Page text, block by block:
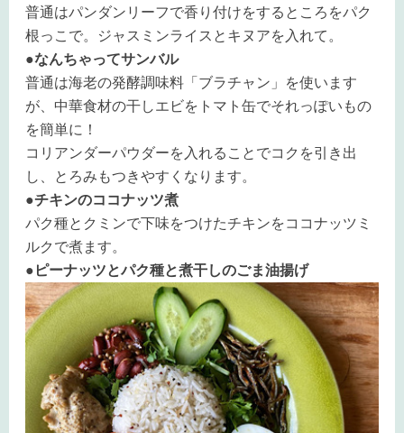
普通はパンダンリーフで香り付けをするところをパク
根っこで。ジャスミンライスとキヌアを入れて。
●なんちゃってサンバル
普通は海老の発酵調味料「ブラチャン」を使います
が、中華食材の干しエビをトマト缶でそれっぽいもの
を簡単に！
コリアンダーパウダーを入れることでコクを引き出
し、とろみもつきやすくなります。
●チキンのココナッツ煮
パク種とクミンで下味をつけたチキンをココナッツミ
ルクで煮ます。
●ピーナッツとパク種と煮干しのごま油揚げ